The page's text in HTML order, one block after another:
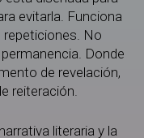
evitarla. Funciona
repeticiones. No
Donde
de revelación,
reiteración.
literaria y la